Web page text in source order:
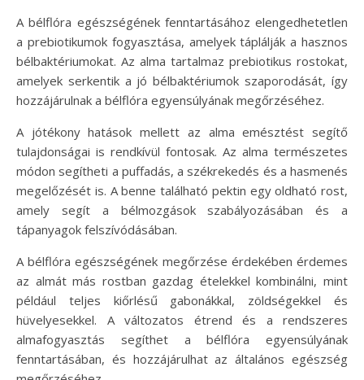
A bélflóra egészségének fenntartásához elengedhetetlen
a prebiotikumok fogyasztása, amelyek táplálják a hasznos
bélbaktériumokat. Az alma tartalmaz prebiotikus rostokat,
amelyek serkentik a jó bélbaktériumok szaporodását, így
hozzájárulnak a bélflóra egyensúlyának megőrzéséhez.
A jótékony hatások mellett az alma emésztést segítő
tulajdonságai is rendkívül fontosak. Az alma természetes
módon segítheti a puffadás, a székrekedés és a hasmenés
megelőzését is. A benne található pektin egy oldható rost,
amely segít a bélmozgások szabályozásában és a
tápanyagok felszívódásában.
A bélflóra egészségének megőrzése érdekében érdemes
az almát más rostban gazdag ételekkel kombinálni, mint
például teljes kiőrlésű gabonákkal, zöldségekkel és
hüvelyesekkel. A változatos étrend és a rendszeres
almafogyasztás segíthet a bélflóra egyensúlyának
fenntartásában, és hozzájárulhat az általános egészség